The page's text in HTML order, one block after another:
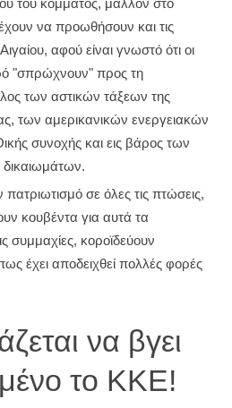
του κόμματος, μάλλον στο
να προωθήσουν και τις
αφού είναι γνωστό ότι οι
"σπρώχνουν" προς τη
των αστικών τάξεων της
των αμερικανικών ενεργειακών
συνοχής και εις βάρος των
δικαιωμάτων.
πατριωτισμό σε όλες τις πτώσεις,
κουβέντα για αυτά τα
συμμαχίες, κοροϊδεύουν
έχει αποδειχθεί πολλές φορές
να βγει
το ΚΚΕ!